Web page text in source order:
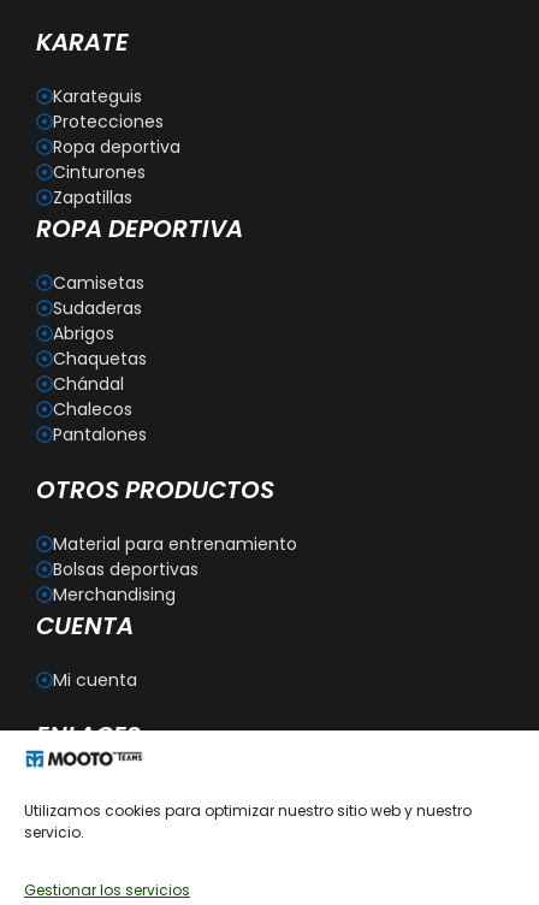
Utilizamos cookies para optimizar nuestro sitio web y nuestro
servicio.
Gestionar los servicios
KARATE
Karateguis
Protecciones
Ropa deportiva
Cinturones
Zapatillas
ROPA DEPORTIVA
Camisetas
Sudaderas
Abrigos
Chaquetas
Chándal
Chalecos
Pantalones
OTROS PRODUCTOS
Material para entrenamiento
Bolsas deportivas
Merchandising
CUENTA
Mi cuenta
ENLACES
Personalización
Aviso legal
Política de cookies